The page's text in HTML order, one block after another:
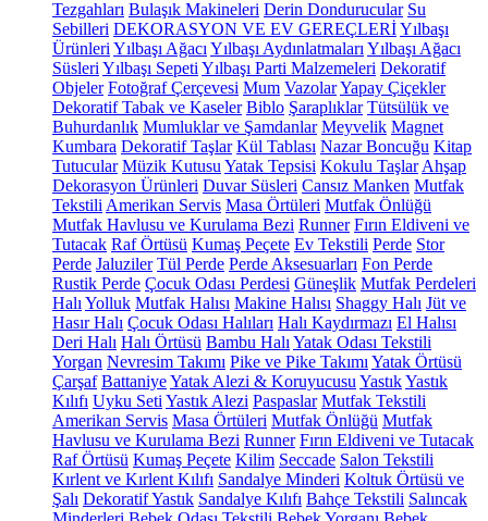
Tezgahları Bulaşık Makineleri Derin Dondurucular Su
Sebilleri DEKORASYON VE EV GEREÇLERİYılbaşı
Ürünleri Yılbaşı Ağacı Yılbaşı Aydınlatmaları Yılbaşı Ağacı
Süsleri Yılbaşı Sepeti Yılbaşı Parti Malzemeleri Dekoratif
Objeler Fotoğraf Çerçevesi Mum VazolarYapay Çiçekler
Dekoratif Tabak ve Kaseler Biblo Şaraplıklar Tütsülük ve
Buhurdanlık Mumluklar ve Şamdanlar Meyvelik Magnet
Kumbara Dekoratif Taşlar Kül Tablası Nazar Boncuğu Kitap
Tutucular Müzik Kutusu Yatak Tepsisi Kokulu Taşlar Ahşap
Dekorasyon Ürünleri Duvar Süsleri Cansız Manken Mutfak
Tekstili Amerikan Servis Masa Örtüleri Mutfak Önlüğü
Mutfak Havlusu ve Kurulama Bezi Runner Fırın Eldiveni ve
Tutacak Raf Örtüsü Kumaş Peçete Ev Tekstili Perde Stor
Perde Jaluziler Tül Perde Perde Aksesuarları Fon Perde
Rustik Perde Çocuk Odası Perdesi Güneşlik Mutfak Perdeleri
Halı Yolluk Mutfak Halısı Makine Halısı Shaggy Halı Jüt ve
Hasır Halı Çocuk Odası Halıları Halı Kaydırmazı El Halısı
Deri Halı Halı Örtüsü Bambu Halı Yatak Odası Tekstili
Yorgan Nevresim Takımı Pike ve Pike Takımı Yatak Örtüsü
Çarşaf BattaniyeYatak Alezi & Koruyucusu YastıkYastık
Kılıfı Uyku Seti Yastık Alezi Paspaslar Mutfak Tekstili
Amerikan Servis Masa Örtüleri Mutfak Önlüğü Mutfak
Havlusu ve Kurulama Bezi Runner Fırın Eldiveni ve Tutacak
Raf Örtüsü Kumaş Peçete Kilim Seccade Salon Tekstili
Kırlent ve Kırlent Kılıfı Sandalye Minderi Koltuk Örtüsü ve
Şalı Dekoratif Yastık Sandalye Kılıfı Bahçe Tekstili Salıncak